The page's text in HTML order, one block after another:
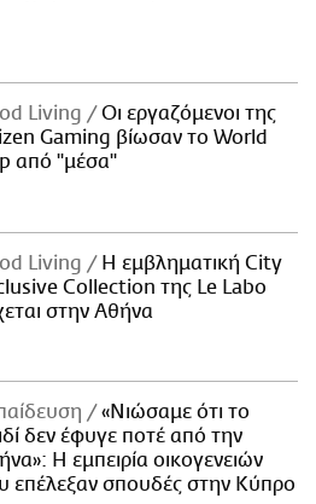
Living
Οι εργαζόμενοι της
Gaming βίωσαν το World
από "μέσα"
Living
Η εμβληματική City
Collection της Le Labo
στην Αθήνα
«Νιώσαμε ότι το
δεν έφυγε ποτέ από την
Η εμπειρία οικογενειών
επέλεξαν σπουδές στην Κύπρο